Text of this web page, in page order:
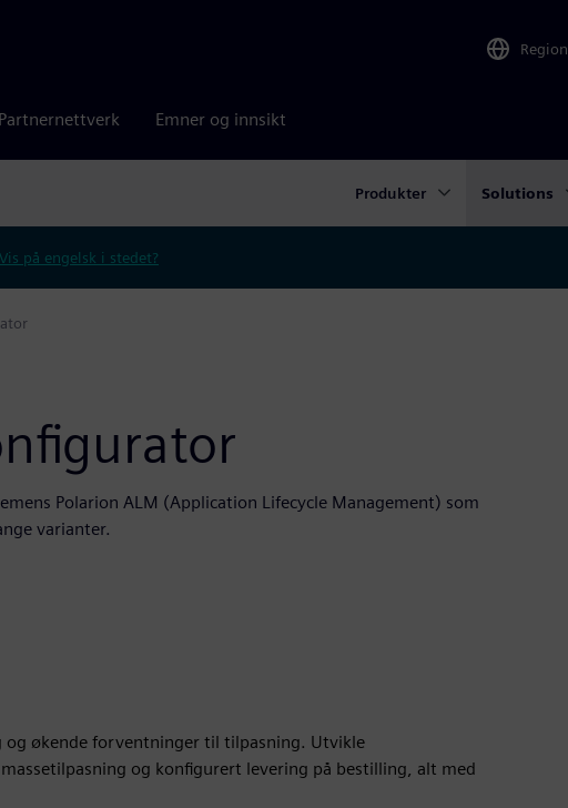
Region
Partnernettverk Emner og innsikt
Produkter Solutions
Vis på engelsk i stedet?
Polarion ALM (Application Lifecycle Management) som
varianter.
og økende forventninger til tilpasning. Utvikle
og konfigurert levering på bestilling, alt med